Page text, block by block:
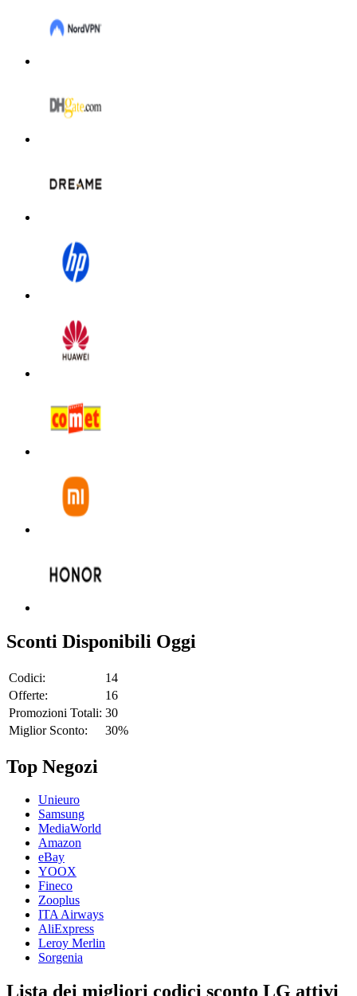
Sconti Disponibili Oggi
Codici:
14
Offerte:
16
Promozioni Totali: 30
Miglior Sconto:
30%
Top Negozi
Unieuro
Samsung
MediaWorld
Amazon
eBay
YOOX
Fineco
Zooplus
ITA Airways
AliExpress
Leroy Merlin
Sorgenia
Lista dei migliori codici sconto LG attivi